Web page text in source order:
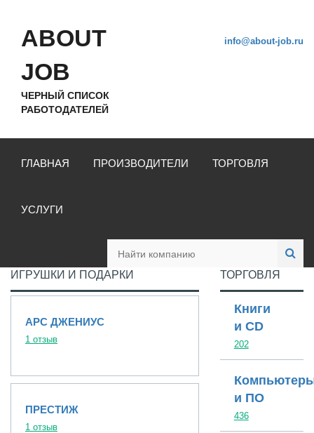
ABOUT
JOB
ЧЕРНЫЙ СПИСОК
РАБОТОДАТЕЛЕЙ
info@about-job.ru
ГЛАВНАЯ ПРОИЗВОДИТЕЛИ ТОРГОВЛЯ
УСЛУГИ
ИГРУШКИ И ПОДАРКИ
АРС ДЖЕНИУС
1 отзыв
ПРЕСТИЖ
1 отзыв
ТОРГОВЛЯ
Книги
и CD
202
и ПО
436